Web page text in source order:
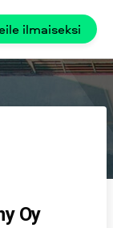
ilmaiseksi
Oy